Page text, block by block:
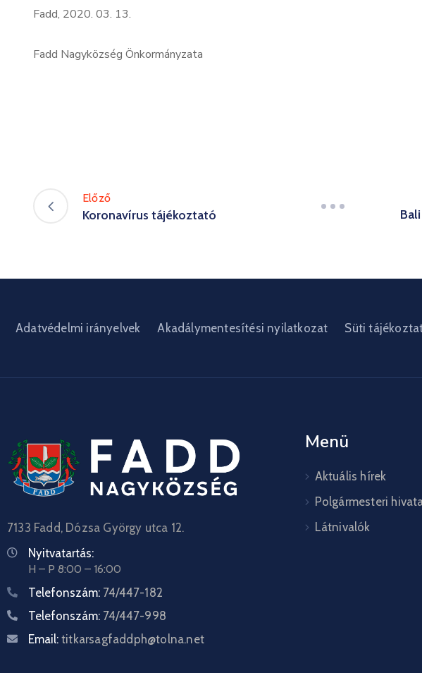
Fadd, 2020. 03. 13.
Fadd Nagyközség Önkormányzata
Előző
Koronavírus tájékoztató
Adatvédelmi irányelvek Akadálymentesítési nyilatkozat Süti
7133 Fadd, Dózsa György utca 12.
Nyitvatartás:
H – P 8:00 – 16:00
Telefonszám: 74/447-182
Telefonszám: 74/447-998
Email: titkarsagfaddph@tolna.net
Menü
Aktuális hírek
Polgármesteri
Látnivalók